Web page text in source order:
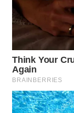
SUKABUMI
WN
PURWAKARTA
WN
PRIANGAN
TIMUR